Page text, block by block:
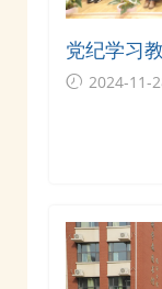
党纪学习
党建工作
2024-11-